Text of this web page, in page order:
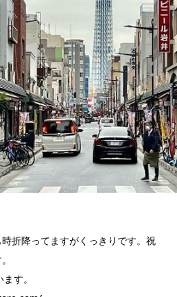
折降ってますがくっきりです。祝
す。